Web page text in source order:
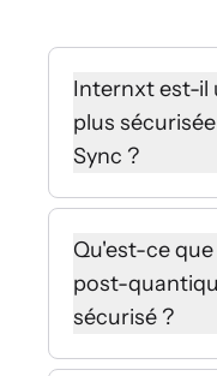
Internxt est-il
plus
Sync ?
Oui, Internxt
post-quantique
qui garantit
que vous ne
fichiers.
Sync gère les
Qu'est-ce
post-
sécurisé ?